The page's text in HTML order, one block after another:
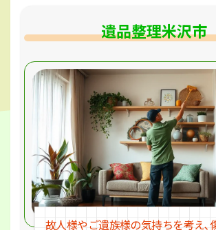
遺品整理米沢市
故人様やご遺族様の気持ちを考え､